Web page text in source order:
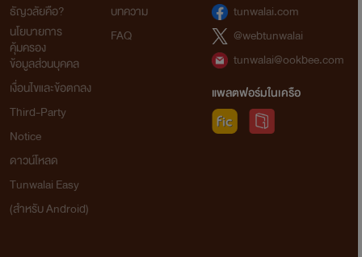
ธัญวลัยคือ?
นโยบายการ
คุ้มครอง
ข้อมูลส่วนบุคคล
เงื่อนไขและข้อตกลง
Third-Party
Notice
ดาวน์โหลด
Tunwalai Easy
(สำหรับ Android)
บทความ
FAQ
tunwalai.com
@webtunwalai
tunwalai@ookbee.com
แพลตฟอร์มในเครือ